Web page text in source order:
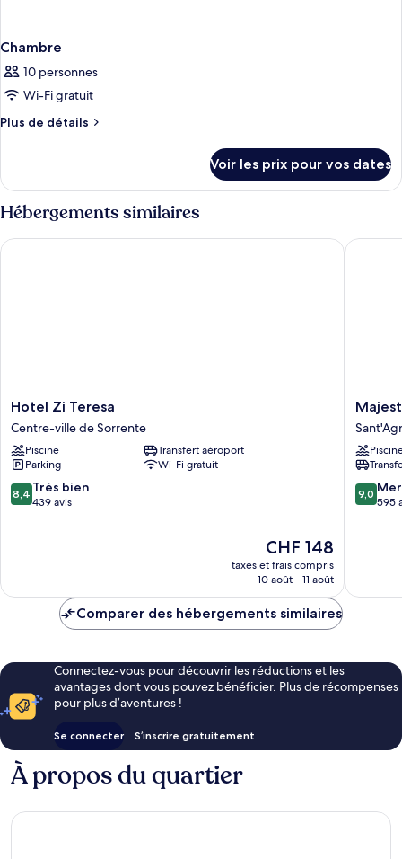
Chambre
10 personnes
Wi-Fi gratuit
Plus de détails
Plus
le
type
de
chambre
Chambre
Voir les prix pour vos dates
Hébergements similaires
Hotel
Zi
Teresa
Centre-
ville
de
Sorrente
Hotel Zi Teresa
Centre-ville de Sorrente
Piscine
Transfert aéroport
Parking
Wi-Fi gratuit
8.4
sur
8,4 Très bien
439 avis
Le
nouveau
prix
de
CHF 148
taxes et frais compris
10 août - 11 août
Hotel Zi Teresa
Majestic
Palace
Hotel
9.0
sur
9,0
595
Comparer des hébergements similaires
Connectez-vous pour découvrir les réductions et les
avantages dont vous pouvez bénéficier. Plus de récompenses
pour plus d’aventures !
Se connecter S’inscrire gratuitement
À propos du quartier